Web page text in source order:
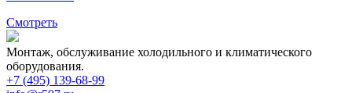
Смотреть
Монтаж, обслуживание холодильного и климатического
оборудования.
+7 (495) 139-68-99